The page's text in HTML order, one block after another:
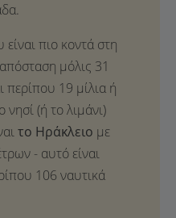
πιο κοντά στη
μόλις 31
περίπου 19 μίλια ή
νησί (ή το λιμάνι)
το Ηράκλειο με
- αυτό είναι
106 ναυτικά